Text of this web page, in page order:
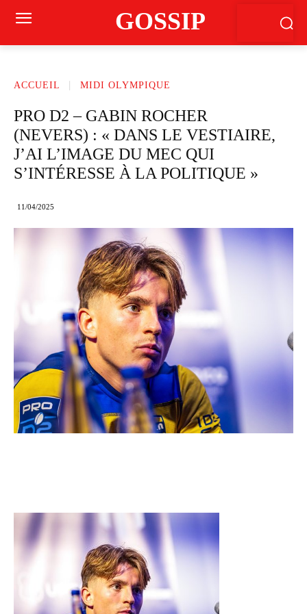
GOSSIP
ACCUEIL MIDI OLYMPIQUE
PRO D2 – GABIN ROCHER
(NEVERS) : « DANS LE VESTIAIRE,
J’AI L’IMAGE DU MEC QUI
S’INTÉRESSE À LA POLITIQUE »
11/04/2025